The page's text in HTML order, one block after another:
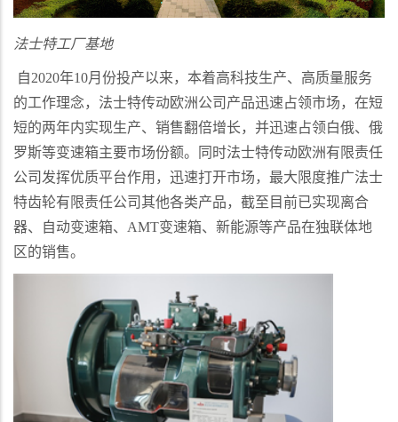
法士特工厂基地
自2020年10月份投产以来，本着高科技生产、高质量服务
的工作理念，法士特传动欧洲公司产品迅速占领市场，在短
短的两年内实现生产、销售翻倍增长，并迅速占领白俄、俄
罗斯等变速箱主要市场份额。同时法士特传动欧洲有限责任
公司发挥优质平台作用，迅速打开市场，最大限度推广法士
特齿轮有限责任公司其他各类产品，截至目前已实现离合
器、自动变速箱、 AMT变速箱、新能源等产品在独联体地
区的销售。